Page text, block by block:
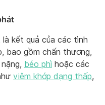
kết quả của các tình
bao gồm chấn thương,
béo phì hoặc các
viêm khớp dạng thấp,